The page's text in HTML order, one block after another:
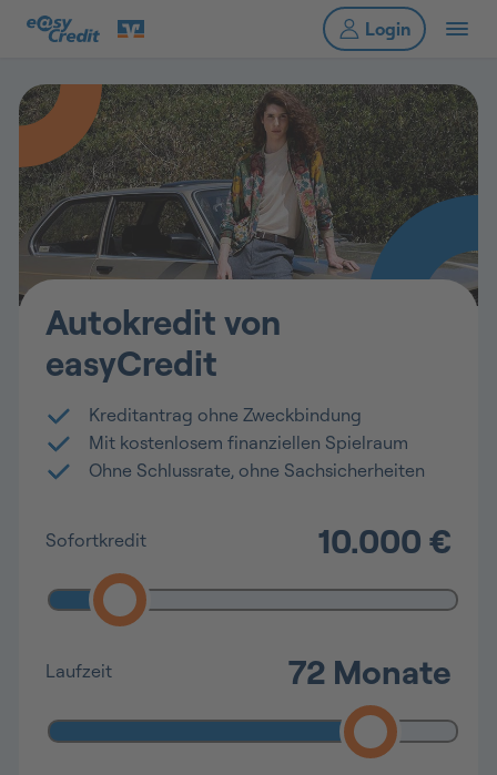
Autokredit von
easyCredit
Kreditantrag ohne Zweckbindung
Mit kostenlosem finanziellen Spielraum
Ohne Schlussrate, ohne Sachsicherheiten